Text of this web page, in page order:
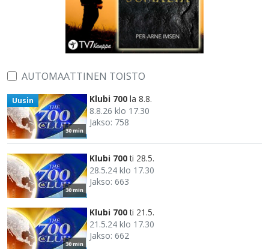
AUTOMAATTINEN TOISTO
30 min
Uusin Klubi 700 la 8.8.
8.8.26 klo 17.30
Jakso: 758
30 min
Klubi 700 ti 28.5.
28.5.24 klo 17.30
Jakso: 663
30 min
Klubi 700 ti 21.5.
21.5.24 klo 17.30
Jakso: 662